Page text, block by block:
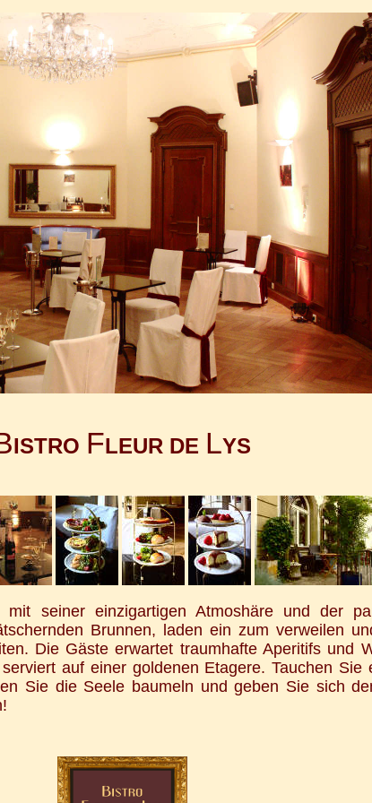
ISTRO FLEUR DE LYS
seiner einzigartigen Atmoshäre und der
Brunnen, laden ein zum verweilen
Die Gäste erwartet traumhafte Aperitifs und
auf einer goldenen Etagere. Tauchen Sie
Sie die Seele baumeln und geben Sie sich